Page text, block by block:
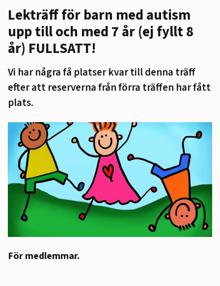
Lekträff för barn med autism
upp till och med 7 år (ej fyllt 8
år) FULLSATT!
Vi har några få platser kvar till denna träff
efter att reserverna från förra träffen har fått
plats.
För medlemmar.